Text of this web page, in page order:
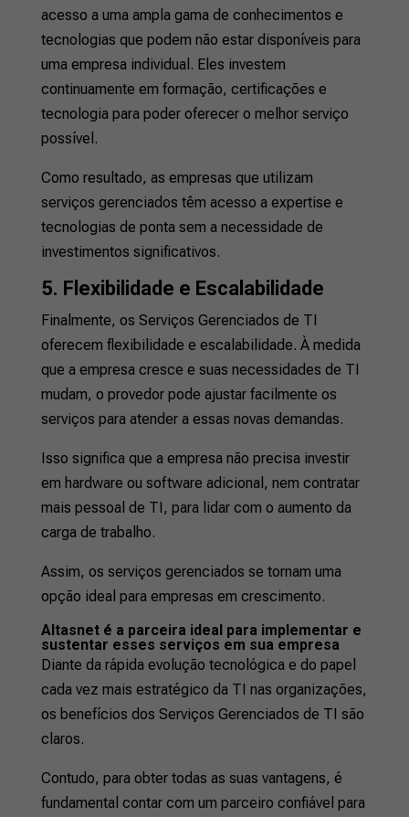
acesso a uma ampla gama de conhecimentos e
tecnologias que podem não estar disponíveis para
uma empresa individual. Eles investem
continuamente em formação, certificações e
tecnologia para poder oferecer o melhor serviço
possível.
Como resultado, as empresas que utilizam
serviços gerenciados têm acesso a expertise e
tecnologias de ponta sem a necessidade de
investimentos significativos.
5. Flexibilidade e Escalabilidade
Finalmente, os Serviços Gerenciados de TI
oferecem flexibilidade e escalabilidade. À medida
que a empresa cresce e suas necessidades de TI
mudam, o provedor pode ajustar facilmente os
serviços para atender a essas novas demandas.
Isso significa que a empresa não precisa investir
em hardware ou software adicional, nem contratar
mais pessoal de TI, para lidar com o aumento da
carga de trabalho.
Assim, os serviços gerenciados se tornam uma
opção ideal para empresas em crescimento.
Altasnet é a parceira ideal para implementar e
sustentar esses serviços em sua empresa
Diante da rápida evolução tecnológica e do papel
cada vez mais estratégico da TI nas organizações,
os benefícios dos Serviços Gerenciados de TI são
claros.
Contudo, para obter todas as suas vantagens, é
fundamental contar com um parceiro confiável para